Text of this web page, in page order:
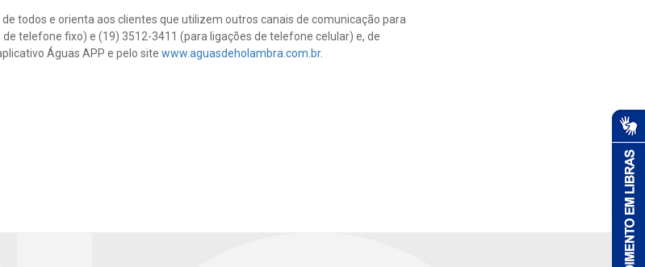
todos e orienta aos clientes que utilizem outros canais de comunicação para
telefone fixo) e (19) 3512-3411 (para ligações de telefone celular) e, de
Águas APP e pelo site www.aguasdeholambra.com.br.